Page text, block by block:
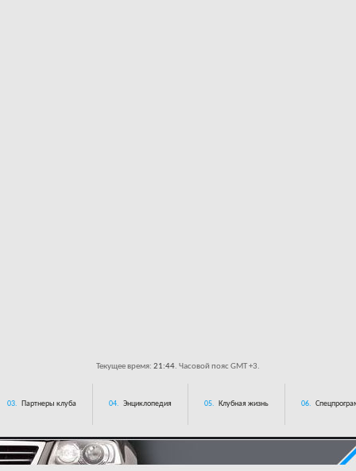
Текущее время: 21:44. Часовой пояс GMT +3.
03. Партнеры клуба 04. Энциклопедия 05. Клубная жизнь 06.